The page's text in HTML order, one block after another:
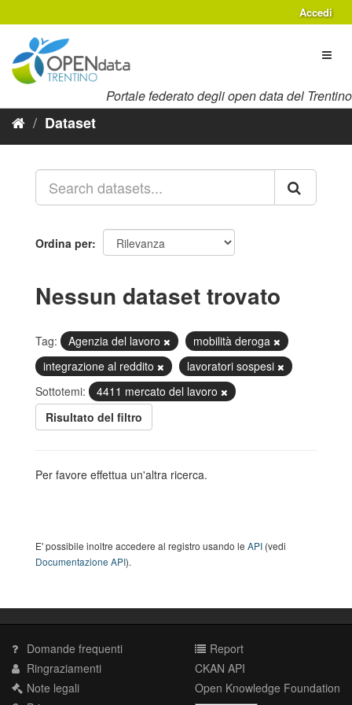
al
contenuto
Accedi
Portale federato degli open data del Trentino
Dataset
Ordina per
Nessun dataset trovato
Tag: Agenzia del lavoro
mobilità deroga
integrazione al reddito
lavoratori sospesi
Sottotemi:
4411 mercato del lavoro
Risultato del filtro
Per favore effettua un'altra ricerca.
E' possibile inoltre accedere al registro usando le API (vedi
Documentazione API).
Domande frequenti
Ringraziamenti
Note legali
Report
CKAN API
Open Knowledge Foundation